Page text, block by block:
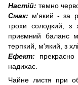
Настій: темно
Смак: м'який - за
трохи солодкий, з
приємний баланс
терпкий, м'який, з
Ефект: прекрасно
надихає.
Чайне листя при